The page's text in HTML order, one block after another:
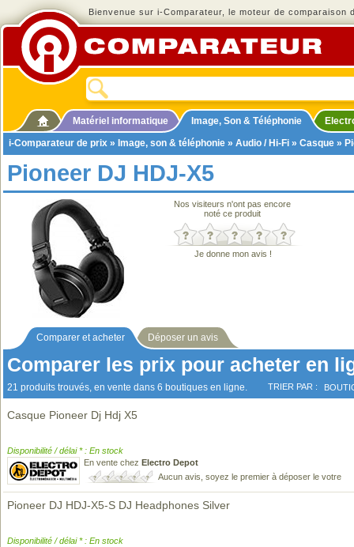
Bienvenue sur i-Comparateur, le moteur de comparaison
Matériel informatique Image, Son & Téléphonie
i-Comparateur de prix » Image, son & téléphonie » Audio / Hi-Fi » Casque »
Pioneer DJ HDJ-X5
Nos visiteurs n'ont pas encore
noté ce produit
Je donne mon avis !
Comparer et acheter Déposer un avis
Comparer les prix pour acheter en
21 produits trouvés, en vente dans 6 boutiques en ligne. TRIER PAR :
Casque Pioneer Dj Hdj X5
Disponibilité / délai * : En stock
En vente chez Electro Depot
Aucun avis, soyez le premier à déposer le votre
Pioneer DJ HDJ-X5-S DJ Headphones Silver
Disponibilité / délai * : En stock